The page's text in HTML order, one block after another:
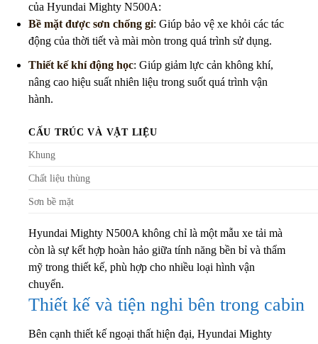
của Hyundai Mighty N500A:
Bề mặt được sơn chống gỉ: Giúp bảo vệ xe khỏi các tác
động của thời tiết và mài mòn trong quá trình sử dụng.
Thiết kế khí động học: Giúp giảm lực cản không khí,
nâng cao hiệu suất nhiên liệu trong suốt quá trình vận
hành.
CẤU TRÚC VÀ VẬT LIỆU
Khung
Chất liệu thùng
Sơn bề mặt
Hyundai Mighty N500A không chỉ là một mẫu xe tải mà
còn là sự kết hợp hoàn hảo giữa tính năng bền bỉ và thẩm
mỹ trong thiết kế, phù hợp cho nhiều loại hình vận
chuyển.
Thiết kế và tiện nghi bên trong cabin
Bên cạnh thiết kế ngoại thất hiện đại, Hyundai Mighty